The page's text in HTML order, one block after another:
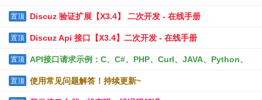
置顶 Discuz 验证扩展【X3.4】 二次开发 - 在线手册
置顶 Discuz Api 接口【X3.4】二次开发 - 在线手册
置顶 API接口请求示例：C、C#、PHP、Curl、JAVA、Python、
R、URL-GET等
置顶 使用常见问题解答！持续更新~